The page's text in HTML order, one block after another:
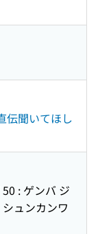
伝聞いてほし
: ゲンバ ジ
ュンカンワ